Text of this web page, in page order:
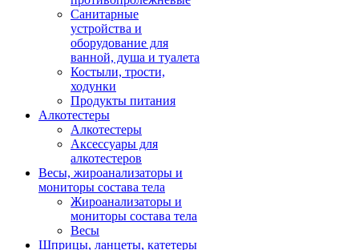
Санитарные
устройства и
оборудование для
ванной, душа и туалета
Костыли, трости,
ходунки
Продукты питания
Алкотестеры
Алкотестеры
Аксессуары для
алкотестеров
Весы, жироанализаторы и
мониторы состава тела
Жироанализаторы и
мониторы состава тела
Весы
Шприцы, ланцеты, катетеры